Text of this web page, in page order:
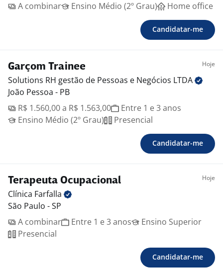
A combinar
Ensino Médio (2º Grau) Home office
Candidatar-me
Garçom Trainee Hoje
Solutions RH gestão de Pessoas e Negócios LTDA
João Pessoa - PB
R$ 1.560,00 a R$ 1.563,00
Entre 1 e 3 anos
Ensino Médio (2º Grau)
Presencial
Candidatar-me
Terapeuta Ocupacional Hoje
Clínica Farfalla
São Paulo - SP
A combinar
Entre 1 e 3 anos
Ensino Superior
Presencial
Candidatar-me